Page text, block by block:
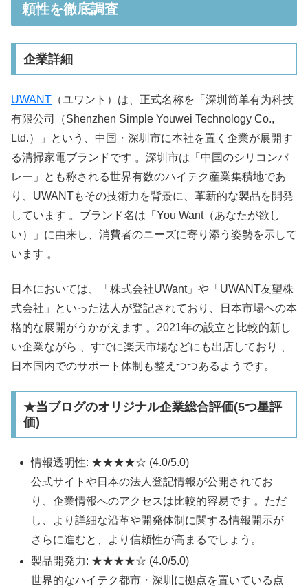
頼性を徹底調査
企業詳細
UWANT （ユワント）は、正式名称を「深圳简单有为科技
有限公司（Shenzhen Simple Youwei Technology Co.,
Ltd.）」という、中国・深圳市に本社を置く企業が展開す
る清掃家電ブランドです 。深圳市は「中国のシリコンバ
レー」とも称される世界有数のハイテク産業集積地であ
り、UWANTもその技術力を背景に、革新的な製品を開発
しています 。ブランド名は「You Want（あなたが欲し
い）」に由来し、消費者のニーズに寄り添う姿勢を示して
います 。​
日本においては、「株式会社UWant」や「UWANT友望株
式会社」といった法人が登記されており、日本市場への本
格的な展開がうかがえます 。2021年の設立と比較的新し
い企業ながら 、すでに楽天市場などにも出店しており 、
日本国内でのサポート体制も整えつつあるようです。​
★当ブログのオリジナル企業総合評価(5つ星評
価)
情報透明性: ★★★★☆ (4.0/5.0)
公式サイトや日本の法人登記情報が公開されてお
り、企業情報へのアクセスは比較的容易です 。ただ
し、より詳細な沿革や開発体制に関する情報開示が
さらに進むと、より信頼性が高まるでしょう。​
製品開発力: ★★★★☆ (4.0/5.0)
世界的なハイテク都市・深圳に拠点を置いている点